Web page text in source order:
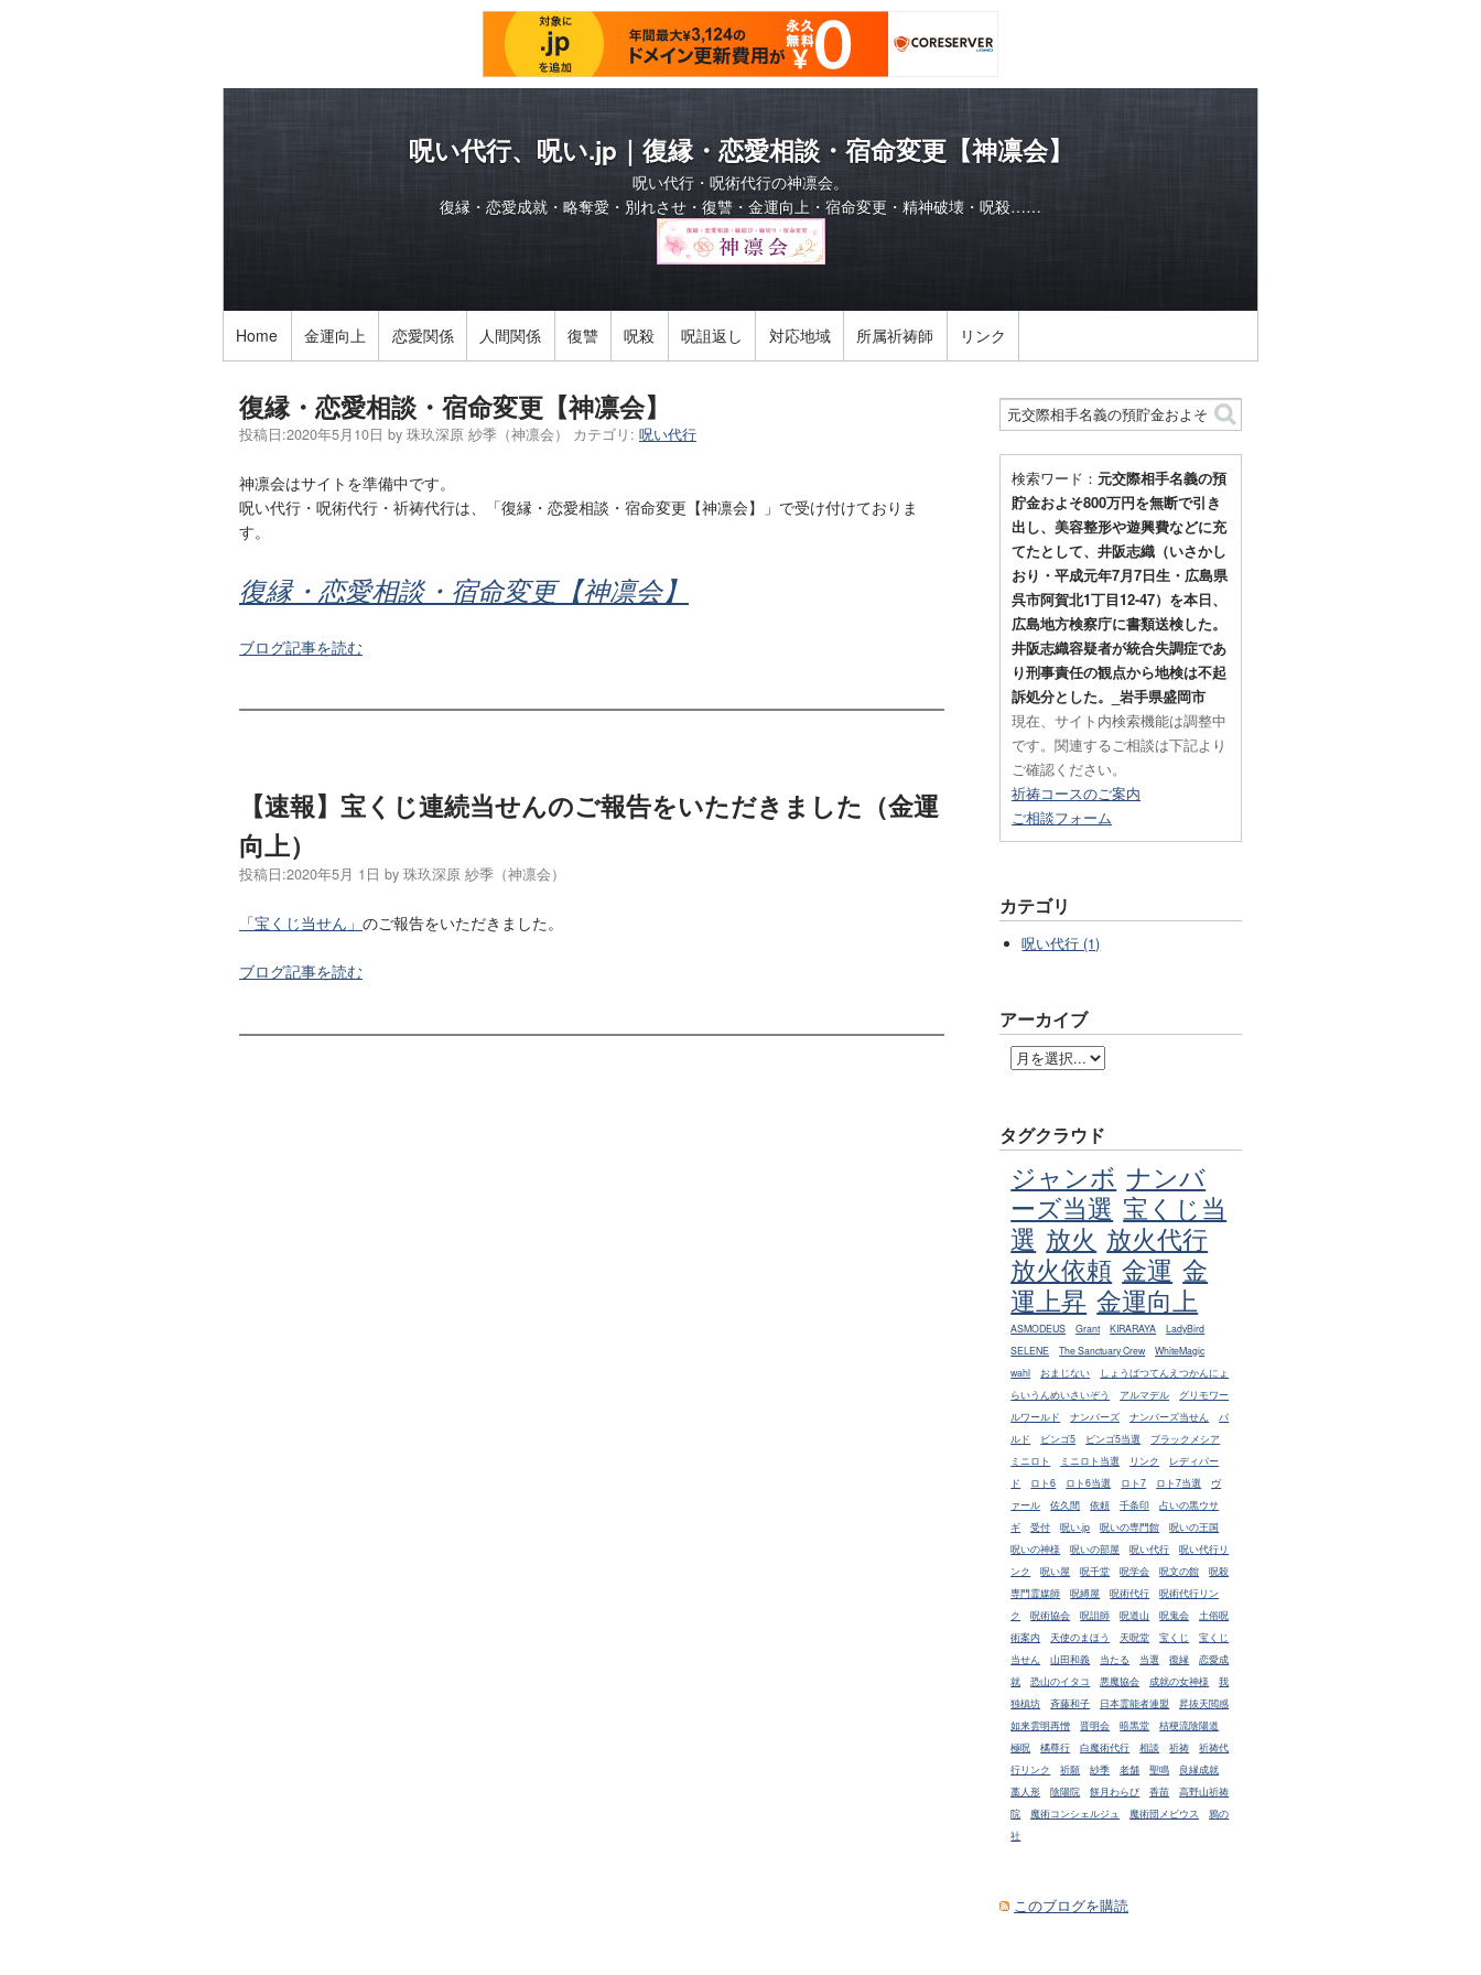
呪い代行、呪い.jp｜復縁・恋愛相談・宿命変更【神凛会】
呪い代行・呪術代行の神凛会。
復縁・恋愛成就・略奪愛・別れさせ・復讐・金運向上・宿命変更・精神破壊・呪殺……
Home 金運向上 恋愛関係 人間関係 復讐 呪殺 呪詛返し 対応地域 所属祈祷師 リンク
復縁・恋愛相談・宿命変更【神凛会】
投稿日:2020年5月10日 by 珠玖深原 紗季（神凛会） カテゴリ: 呪い代行
神凛会はサイトを準備中です。
呪い代行・呪術代行・祈祷代行は、「復縁・恋愛相談・宿命変更【神凛会】」で受け付けておりま
す。
復縁・恋愛相談・宿命変更【神凛会】
ブログ記事を読む
【速報】宝くじ連続当せんのご報告をいただきました（金運
向上）
投稿日:2020年5月 1日 by 珠玖深原 紗季（神凛会）
「宝くじ当せん」 のご報告をいただきました。
ブログ記事を読む
検索ワード： 元交際相手名義の預
貯金およそ800万円を無断で引き
出し、美容整形や遊興費などに充
てたとして、井阪志織（いさかし
おり・平成元年7月7日生・広島県
呉市阿賀北1丁目12-47）を本日、
広島地方検察庁に書類送検した。
井阪志織容疑者が統合失調症であ
り刑事責任の観点から地検は不起
訴処分とした。_岩手県盛岡市
現在、サイト内検索機能は調整中
です。関連するご相談は下記より
ご確認ください。
祈祷コースのご案内
ご相談フォーム
カテゴリ
呪い代行 (1)
アーカイブ
タグクラウド
ジャンボ ナンバ
ーズ当選 宝くじ当
選 放火 放火代行
放火依頼 金運 金
運上昇 金運向上
ASMODEUS Grant KIRARAYA
LadyBird
SELENE
The Sanctuary Crew
WhiteMagic
wahl
おまじない
しょうばつてんえつかんにょ
らいうんめいさいぞう
アルマデル
グリモワー
ルワールド
ナンバーズ ナンバーズ当せん
バ
ルド
ビンゴ5 ビンゴ5当選
ブラックメシア
ミニロト
ミニロト当選 リンク
レディバー
ド
ロト6 ロト6当選 ロト7 ロト7当選
ヴ
ァール
佐久間 依頼 千条印
占いの黒ウサ
ギ
受付 呪い.jp 呪いの専門館
呪いの王国
呪いの神様
呪いの部屋 呪い代行
呪い代行リ
ンク
呪い屋 呪千堂 呪学会 呪文の館
呪殺
専門霊媒師
呪縛屋 呪術代行
呪術代行リン
ク
呪術協会 呪詛師 呪道山 呪鬼会
土俗呪
術案内
天使のまほう 天呪堂 宝くじ
宝くじ
当せん
山田和義 当たる 当選 復縁
恋愛成
就
恐山のイタコ 悪魔協会 成就の女神様
我
独槙坊
斉藤和子 日本霊能者連盟
昇抜天閲感
如来雲明再憎
晋明会 暗黒堂
桔梗流陰陽道
極呪
橘尊行 白魔術代行 相談 祈祷
祈祷代
行リンク
祈願 紗季 老舗 聖鳴
良縁成就
藁人形
陰陽院 餅月わらび 香苗
高野山祈祷
院
魔術コンシェルジュ 魔術団メビウス
鴉の
社
このブログを購読